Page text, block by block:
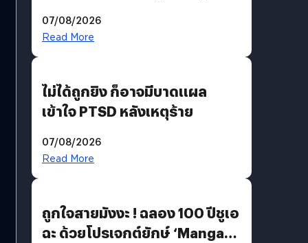
07/08/2026
Read More
ไม่ได้ถูกยิง ก็อาจมีบาดแผล
เข้าใจ PTSD หลังเหตุร้าย
07/08/2026
Read More
ถูกใจสายมังงะ ! ฉลอง 100 ปีชูเอ
ฉะ ด้วยโปรเจกต์ยักษ์ ‘Manga